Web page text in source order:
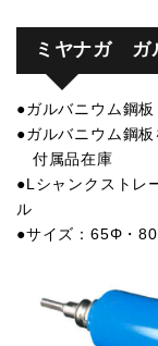
ミヤナガ ガ
●ガルバニウム鋼
●ガルバニウム鋼
付属品在庫
●Lシャンクストレ
ル
●サイズ：65Φ・